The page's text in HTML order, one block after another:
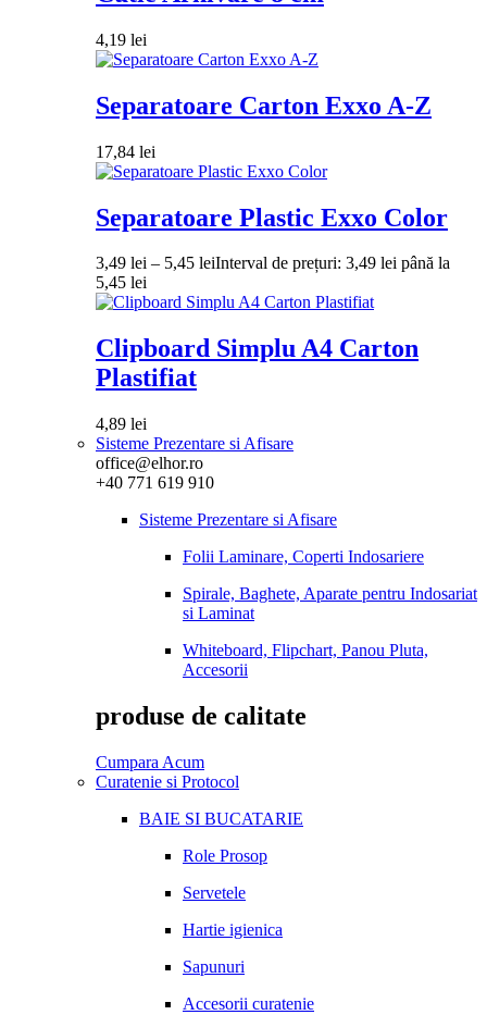
4,19 lei
Separatoare Carton Exxo A-Z
17,84 lei
Separatoare Plastic Exxo Color
3,49 lei – 5,45 leiInterval de prețuri: 3,49 lei până la
5,45 lei
Clipboard Simplu A4 Carton
Plastifiat
4,89 lei
Sisteme Prezentare si Afisare
office@elhor.ro
+40 771 619 910
Sisteme Prezentare si Afisare
Folii Laminare, Coperti Indosariere
Spirale, Baghete, Aparate pentru Indosariat
si Laminat
Whiteboard, Flipchart, Panou Pluta,
Accesorii
produse de calitate
Cumpara Acum
Curatenie si Protocol
BAIE SI BUCATARIE
Role Prosop
Servetele
Hartie igienica
Sapunuri
Accesorii curatenie